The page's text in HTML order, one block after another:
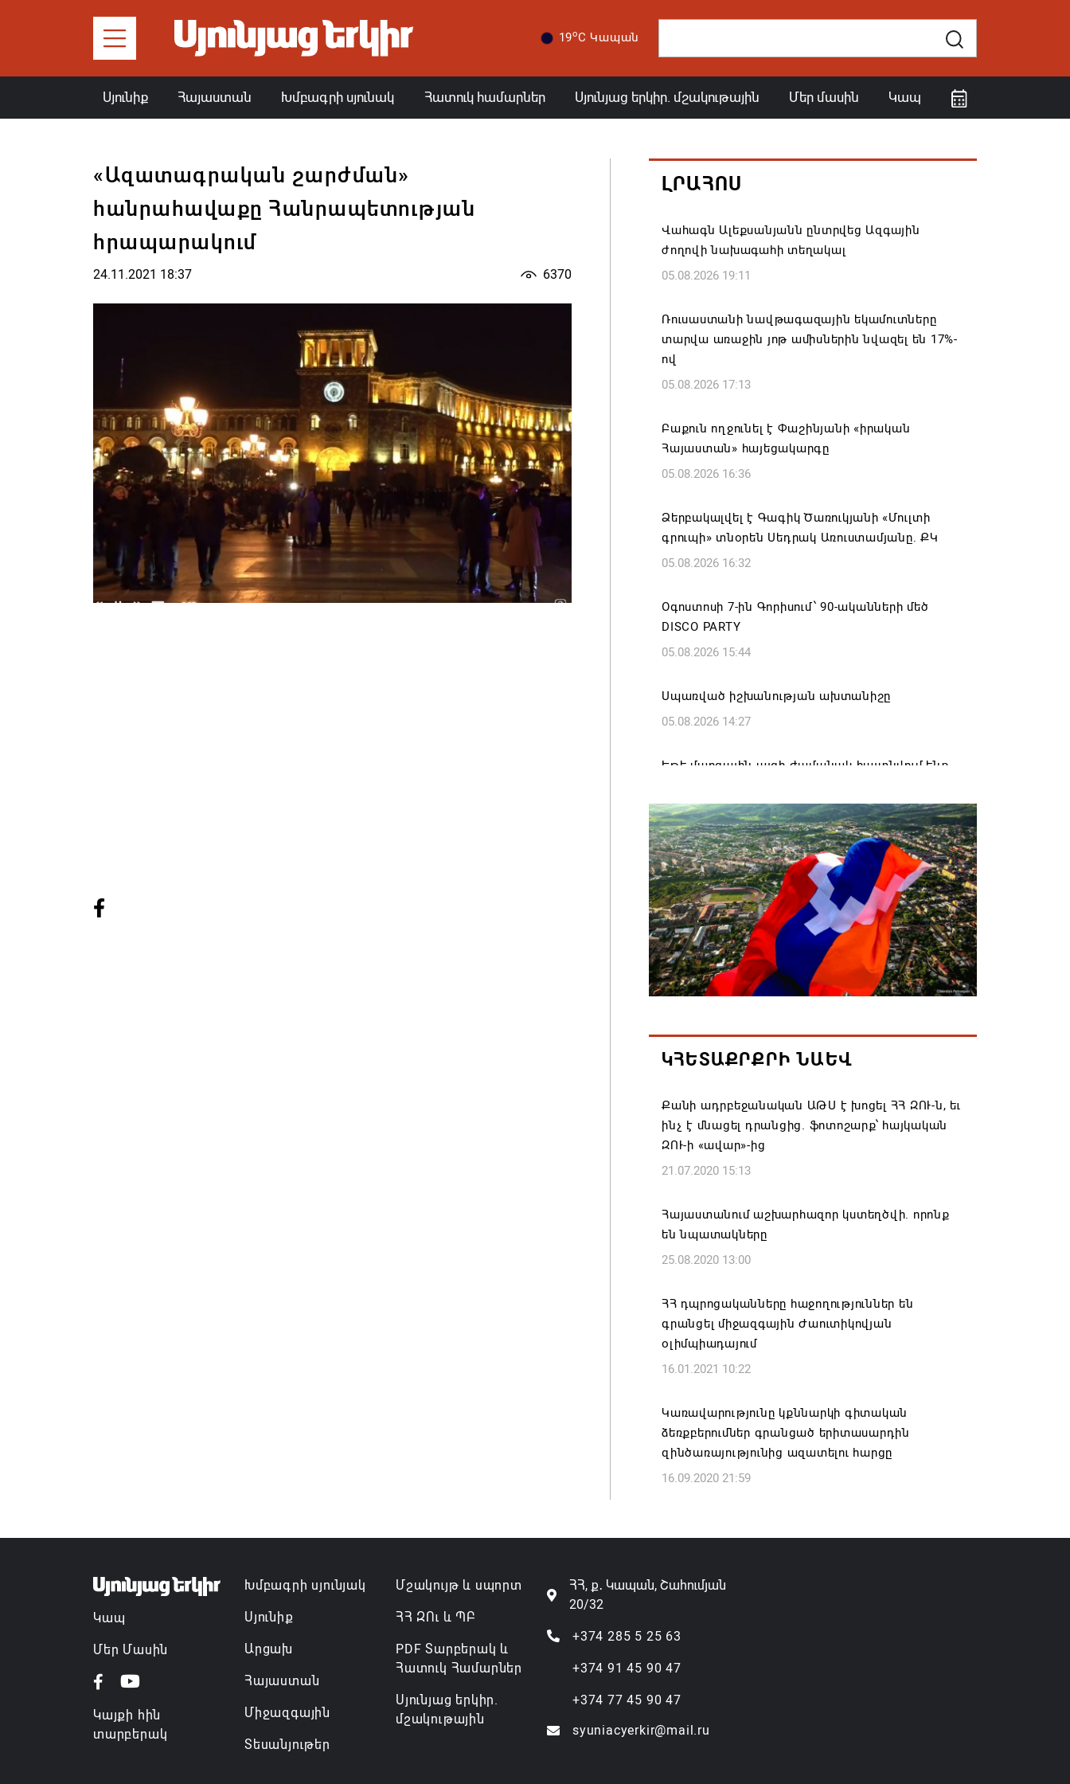
19oC Կապան
Սյունիք Հայաստան Խմբագրի սյունակ Հատուկ համարներ Սյունյաց երկիր. մշակութային Մեր մասին Կապ
«Ազատագրական շարժման»
հանրահավաքը Հանրապետության
հրապարակում
24.11.2021 18:37 6370
ԼՐԱՀՈՍ
Վահագն Ալեքսանյանն ընտրվեց Ազգային
ժողովի նախագահի տեղակալ
05.08.2026 19:11
Ռուսաստանի նավթագազային եկամուտները
տարվա առաջին յոթ ամիսներին նվազել են 17%-
ով
05.08.2026 17:13
Բաքուն ողջունել է Փաշինյանի «իրական
Հայաստան» հայեցակարգը
05.08.2026 16:36
Ձերբակալվել է Գագիկ Ծառուկյանի «Մուլտի
գրուպի» տնօրեն Սեդրակ Առուստամյանը. ՔԿ
05.08.2026 16:32
Օգոստոսի 7-ին Գորիսում՝ 90-ականների մեծ
DISCO PARTY
05.08.2026 15:44
Սպառված իշխանության ախտանիշը
05.08.2026 14:27
Եթե մարզային այցի ժամանակ հայտնվում ենք
պատգամավորը՝ ՔՊ-ականին
05.08.2026 12:08
Ամփոփվել են 2026թ. բուհական ընդունելության
արդյունքները. ՀՀ բուհերում այս տարի կսովորի
10958 առաջին կուրսեցի
05.08.2026 12:01
ԱՄՆ-ն կրկնապատկել է TRIPP նախագծի
05.08.2026 11:57
բնակարանների վարձակալության անվան տակ
խարդախություններ
ՀԱՄԱԿԱՐԳՎԱԾ ՋՐԱՄԱՏԱԿԱՐԱՐՈՒՄ ԿՈՒՆԵՆԱՆ
հաղորդում է ներկայացրել
05.08.2026 11:06
ԿՀԵՏԱՔՐՔՐԻ ՆԱԵՎ
Քանի ադրբեջանական ԱԹՍ է խոցել ՀՀ ԶՈՒ-ն, եւ
ինչ է մնացել դրանցից. ֆոտոշարք՝ հայկական
ԶՈՒ-ի «ավար»-ից
21.07.2020 15:13
Հայաստանում աշխարհազոր կստեղծվի. որոնք
են նպատակները
25.08.2020 13:00
ՀՀ դպրոցականները հաջողություններ են
գրանցել միջազգային Ժաուտիկովյան
օլիմպիադայում
16.01.2021 10:22
Կառավարությունը կքննարկի գիտական
ձեռքբերումներ գրանցած երիտասարդին
զինծառայությունից ազատելու հարցը
16.09.2020 21:59
Կապ
Մեր Մասին
Կայքի հին
տարբերակ
Խմբագրի սյունյակ
Սյունիք
Արցախ
Հայաստան
Միջազգային
Տեսանյութեր
Մշակույթ և սպորտ
ՀՀ ԶՈւ և ՊԲ
PDF Տարբերակ և
Հատուկ Համարներ
Սյունյաց երկիր.
մշակութային
ՀՀ, ք․ Կապան, Շահումյան
20/32
+374 285 5 25 63
+374 91 45 90 47
+374 77 45 90 47
syuniacyerkir@mail.ru